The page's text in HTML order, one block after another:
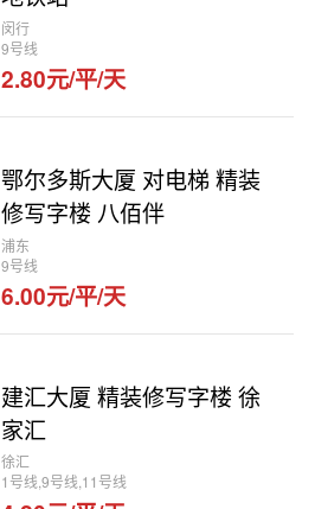
闵行
9号线
2.80元/平/天
鄂尔多斯大厦 对电梯 精装
修写字楼 八佰伴
浦东
9号线
6.00元/平/天
建汇大厦 精装修写字楼 徐
家汇
徐汇
1号线,9号线,11号线